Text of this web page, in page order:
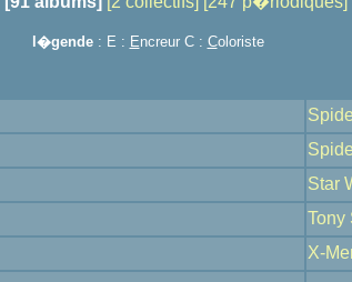
l�gende: E : Encreur C : Coloriste
Star
Tony
X-